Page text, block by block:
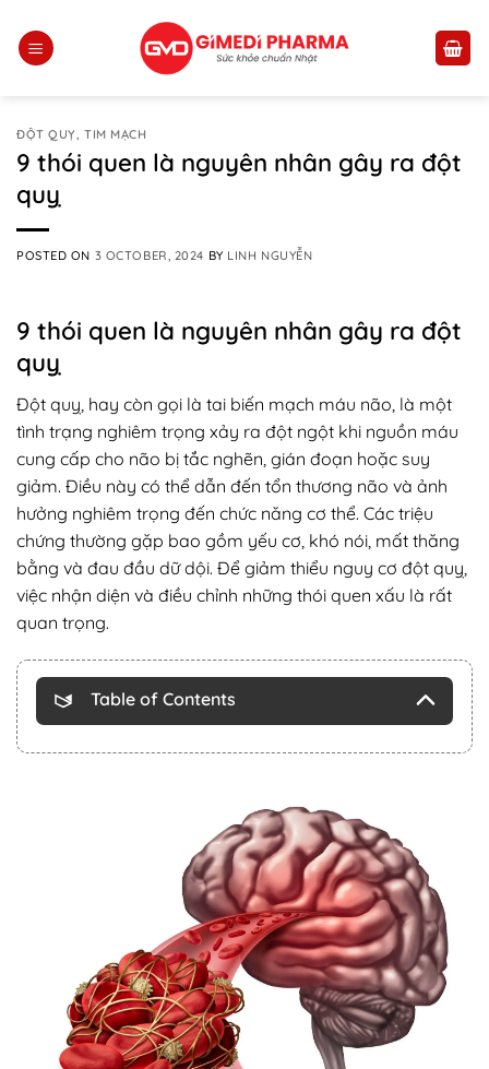
content
ĐỘT QUỴ, TIM MẠCH
9 thói quen là nguyên nhân gây ra đột
quỵ
POSTED ON 3 OCTOBER, 2024 BY LINH NGUYỄN
9 thói quen là nguyên nhân gây ra đột
quỵ
Đột quỵ, hay còn gọi là tai biến mạch máu não, là một
tình trạng nghiêm trọng xảy ra đột ngột khi nguồn máu
cung cấp cho não bị tắc nghẽn, gián đoạn hoặc suy
giảm. Điều này có thể dẫn đến tổn thương não và ảnh
hưởng nghiêm trọng đến chức năng cơ thể. Các triệu
chứng thường gặp bao gồm yếu cơ, khó nói, mất thăng
bằng và đau đầu dữ dội. Để giảm thiểu nguy cơ đột quỵ,
việc nhận diện và điều chỉnh những thói quen xấu là rất
quan trọng.
Table of Contents